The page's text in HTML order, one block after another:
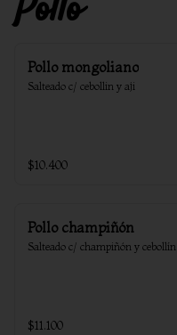
Pollo mongoliano
Salteado c/ cebollin y aji
$10.400
Pollo champiñón
Salteado c/ champiñón y cebollín
$11.100